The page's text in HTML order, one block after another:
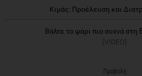
Κιμάς: Προέλευση και
Βάλτε το ψάρι πιο συχνά στη
[VIDEO]
Προβολή